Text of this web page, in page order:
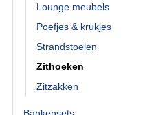
Lounge meubels
Poefjes & krukjes
Strandstoelen
Zithoeken
Zitzakken
Bankensets